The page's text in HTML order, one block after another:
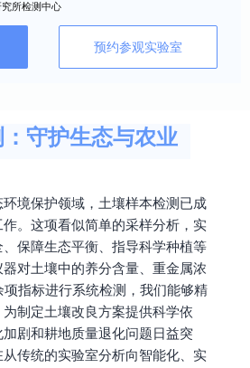
所检测中心
预约参观实验室
守护生态与农业
境保护领域，土壤样本检测已成
。这项看似简单的采样分析，实
保障生态平衡、指导科学种植等
对土壤中的养分含量、重金属浓
项指标进行系统检测，我们能够精
制定土壤改良方案提供科学依
剧和耕地质量退化问题日益突
传统的实验室分析向智能化、实